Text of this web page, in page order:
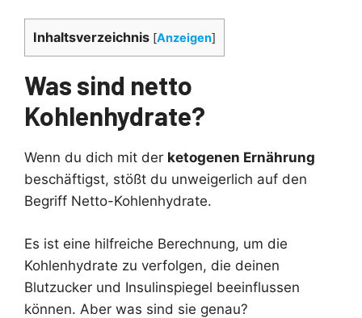
Inhaltsverzeichnis [Anzeigen]
Was sind netto
Kohlenhydrate?
Wenn du dich mit der ketogenen Ernährung
beschäftigst, stößt du unweigerlich auf den
Begriff Netto-Kohlenhydrate.
Es ist eine hilfreiche Berechnung, um die
Kohlenhydrate zu verfolgen, die deinen
Blutzucker und Insulinspiegel beeinflussen
können. Aber was sind sie genau?